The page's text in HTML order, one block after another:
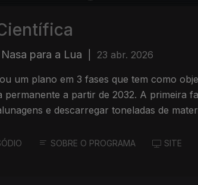
para a Lua 23 abr. 2026
um plano em 3 fases que tem como
permanente a partir de 2032. A primeira
e descarregar toneladas de
SOBRE O PROGRAMA SITE